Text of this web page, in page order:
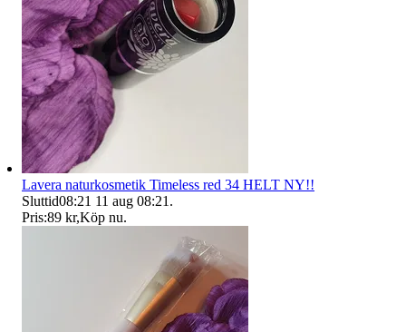
Lavera naturkosmetik Timeless red 34 HELT NY!!
Sluttid08:21 11 aug 08:21 .
Pris:89 kr,Köp nu.